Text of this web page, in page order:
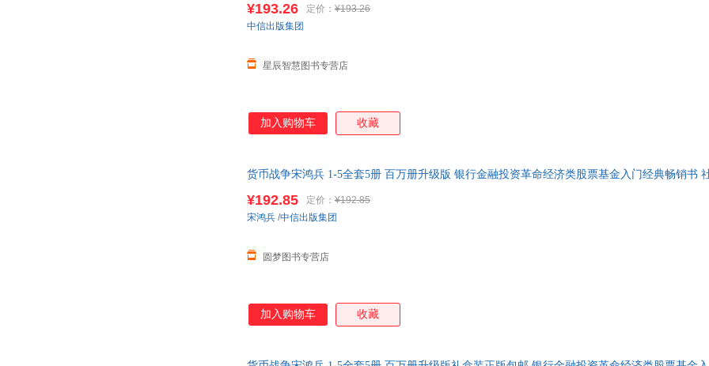
¥193.26 定价： ¥193.26
星辰智慧图书专营店
中信出版集团
加入购物车 收藏
货币战争宋鸿兵 1-5全套5册 百万册升级版 银行金融投资革命经济类股票基金入门经典畅销书
¥192.85 定价： ¥192.85
圆梦图书专营店
宋鸿兵 /中信出版集团
加入购物车 收藏